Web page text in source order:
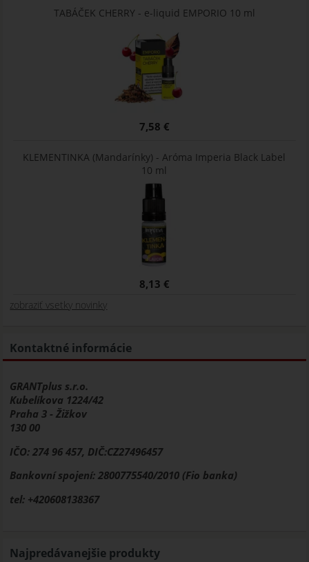
TABÁČEK CHERRY - e-liquid EMPORIO 10 ml
7,58 €
KLEMENTINKA (Mandarínky) - Aróma Imperia Black Label
10 ml
8,13 €
zobraziť vsetky novinky
Kontaktné informácie
GRANTplus s.r.o.
Kubelíkova 1224/42
Praha 3 - Žižkov
130 00
IČO: 274 96 457, DIČ:CZ27496457
Bankovní spojení: 2800775540/2010 (Fio banka)
tel: +420608138367
Najpredávanejšie produkty